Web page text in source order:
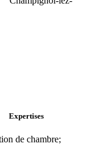
Expertises
de chambre;